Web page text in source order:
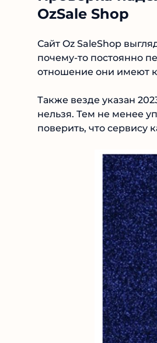
OzSale Shop
Сайт Oz SaleShop
почему-то постоянно
Какое отношение они
Также везде указан
нельзя. Тем не менее
поэтому поверить, что